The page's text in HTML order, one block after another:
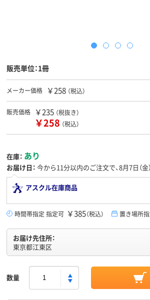
販売単位：1冊
メーカー価格 ￥258 （税込）
販売価格 ￥235 （税抜き）
￥258 （税込）
在庫： あり
お届け日： 今から11分以内のご注文で、8月7日（金
アスクル在庫商品
時間帯指定 指定可 ￥385（税込） 置き場所
お届け先住所：
東京都江東区
数量